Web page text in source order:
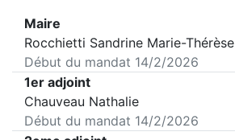
Maire
Rocchietti Sandrine Marie-Thérèse
Début du mandat 14/2/2026
1er adjoint
Chauveau Nathalie
Début du mandat 14/2/2026